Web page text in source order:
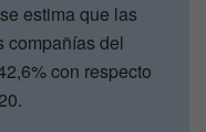
estima que las
compañías del
con respecto